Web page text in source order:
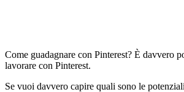
Come guadagnare con Pinterest? È davvero
lavorare con Pinterest.
Se vuoi davvero capire quali sono le